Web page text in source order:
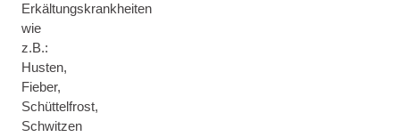
Erkältungskrankheiten
wie
z.B.:
Husten,
Fieber,
Schüttelfrost,
Schwitzen